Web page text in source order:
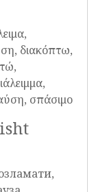
διακόπτω,
σπάσιμο